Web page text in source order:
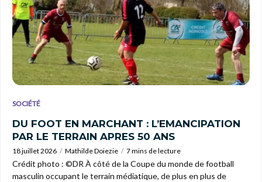
SOCIÉTÉ
DU FOOT EN MARCHANT : L’EMANCIPATION
PAR LE TERRAIN APRES 50 ANS
18 juillet 2026 Mathilde Doiezie 7 mins de lecture
Crédit photo : ©DR À côté de la Coupe du monde de football
masculin occupant le terrain médiatique, de plus en plus de